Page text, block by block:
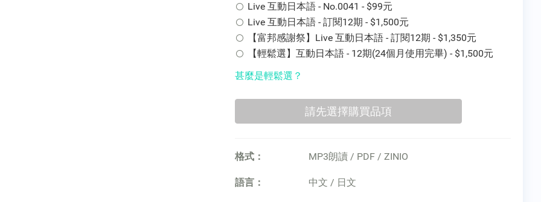
Live 互動日本語 - No.0041 - $99元
Live 互動日本語 - 訂閱12期 - $1,500元
【富邦感謝祭】Live 互動日本語 - 訂閱12期 - $1,350元
【輕鬆選】互動日本語 - 12期(24個月使用完畢) - $1,500元
甚麼是輕鬆選？
格式： MP3朗讀 / PDF / ZINIO
語言： 中文 / 日文